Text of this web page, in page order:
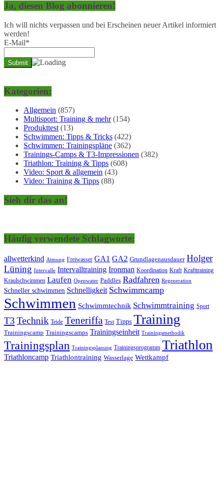
Ja, diesen Blog abonnieren!
Ich will nichts verpassen und bei Erscheinen neuer Artikel informiert
werden!
E-Mail*
Kategorien:
Allgemein (857)
Multisport: Training & mehr(154)
Produkttest(13)
Schwimmen: Tipps & Tricks (422)
Schwimmen: Trainingspläne (362)
Trainings-Camps & T3-Impressionen (382)
Triathlon: Training & Tipps (608)
Video: Sport & allgemein (43)
Video: Training & Tipps (88)
Sieh dir das an!
Häufig verwendete Schlagworte:
allwetterkind Atmung Freiwasser GA1 GA2 Grundlagenausdauer Holger
Lüning Intervalle Intervalltraining Ironman Koordination Kraft Krafttraining
Kraulschwimmen Laufen Openwater Paddles Radfahren Regeneration
Schneller schwimmen Schnelligkeit Schwimmcamp
Schwimmen Schwimmtechnik Schwimmtraining Sport
T3Technik Teide Teneriffa Test Tipps Training
Trainingscamp Trainingscamps Trainingseinheit Trainingsmethodik
Trainingsplan Trainingsplanung Trainingsprogramm Triathlon
Triathloncamp Triathlontraining Wasserlage Wettkampf